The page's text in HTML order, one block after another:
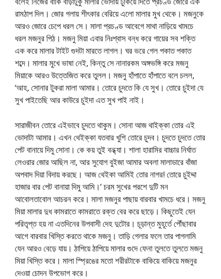
রামঠাপ দিল। জোর গলায় শীৎকার বেরিয়ে এলো মালার মুখ থেকে। মজনুকে
আরও জোরে চেপে ধরল সে। মালা প্রচণ্ড আবেগে মাথা নাড়িয়ে খামচে
ধরল মজনুর পিঠ। মজনু মিয়া এবার নিঃশ্বাস বন্ধ করে গায়ের সব শক্তি
এক করে মালার টাইট গুদটা মারতে লাগল। ঘর ভরে গেল পকাত পকাত
শব্দে। মালার মুখে ভাষা নেই, কিন্তু সে নানারকম অঙ্গভঙ্গি করে মজনু
মিয়াকে আরও উত্তেজিত করে তুলল। মজনু হাঁপাতে হাঁপাতে বলে চলল,
‘আহ, সোনার টুকরা মালা আমার। তোরে চুদতে কি যে সুখ। তোরে চুইদা যে
সুখ পাইতেছি আর কাউরে চুইদা এত সুখ পাই নাই।
সারাজীবন তোরে এইভাবে চুদতে থাকুম। সোনা আজ থাইক্কা তোর এই
ভোদাটা আমার। এখন থেইক্কা যতবার খুশি তোরে চুদব। চুদতে চুদতে তোর
পেট বানায়ে দিমু সোনা। কে কয় তুই বন্ধ্যা। শালা হারামির বাচ্চার নির্ঘাত
লেওরার জোর আছিল না, আর সুযোগ বুইজা আমার অবলা মালাডারে বাঁজা
অপবাদ দিয়া বিদায় করছে। আজ থেইকা আমিই তোর নাগর! তোরে চুইদ্দা
হাজার বার পেট বানায়া দিমু আমি।’ চরম সুখের পরশে দুটি মন
আবোলতাবোল আচরন করে। মালা মজনুর পাছায় বারবার খামচে ধরে। মজনু
মিয়া মালার দুধ কামরাতে কামরাতে রক্ত বের করে ছাড়ে। কিছুতেই যেন
পরিতৃপ্ত হয় না এতদিনের উপবাসী দেহ দুটোর। চূড়ান্ত মুহূর্তে পৌঁছাবার
আগে বারবার খিস্তি করতে থাকে মজনু। তাড়ি গেলার ফলে তার পাগলামি
যেন আরও বেড়ে যায়। ঠাপিয়ে ঠাপিয়ে মালার গুদে ফেনা তুলতে তুলতে মজনু
মিয়া খিস্তি করে। মালা স্প্রিঙের মতো শরীরটাকে বাকিয়ে বাকিয়ে মজনুর
দেওয়া চোদন উপভোগ করে।